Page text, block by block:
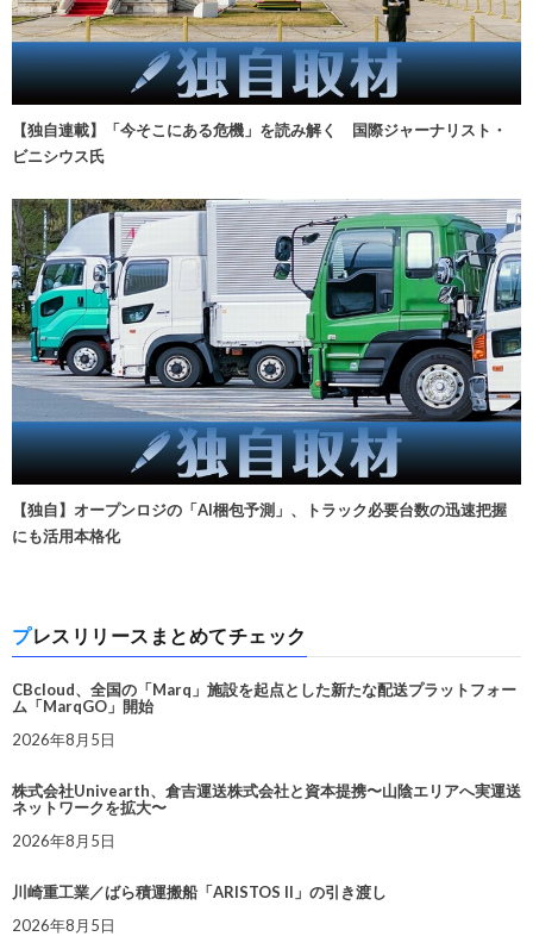
【独自連載】「今そこにある危機」を読み解く 国際ジャーナリスト・
ビニシウス氏
【独自】オープンロジの「AI梱包予測」、トラック必要台数の迅速把握
にも活用本格化
プレスリリースまとめてチェック
CBcloud、全国の「Marq」施設を起点とした新たな配送プラットフォー
ム「MarqGO」開始
2026年8月5日
株式会社Univearth、倉吉運送株式会社と資本提携〜山陰エリアへ実運送
ネットワークを拡大〜
2026年8月5日
川崎重工業／ばら積運搬船「ARISTOS II」の引き渡し
2026年8月5日